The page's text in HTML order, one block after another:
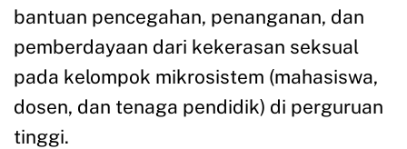
bantuan pencegahan, penanganan, dan
pemberdayaan dari kekerasan seksual
pada kelompok mikrosistem (mahasiswa,
dosen, dan tenaga pendidik) di perguruan
tinggi.